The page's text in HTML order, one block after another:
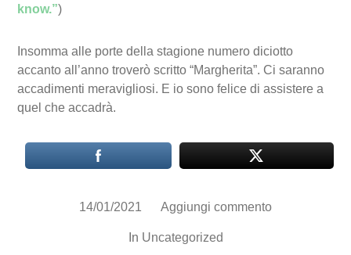
know.”)
Insomma alle porte della stagione numero diciotto
accanto all’anno troverò scritto “Margherita”. Ci saranno
accadimenti meravigliosi. E io sono felice di assistere a
quel che accadrà.
14/01/2021 Aggiungi commento
In Uncategorized